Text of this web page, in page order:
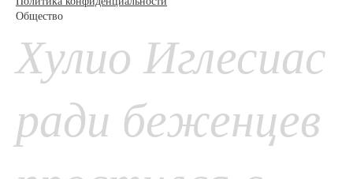
Общество
Хулио Иглесиас
ради беженцев